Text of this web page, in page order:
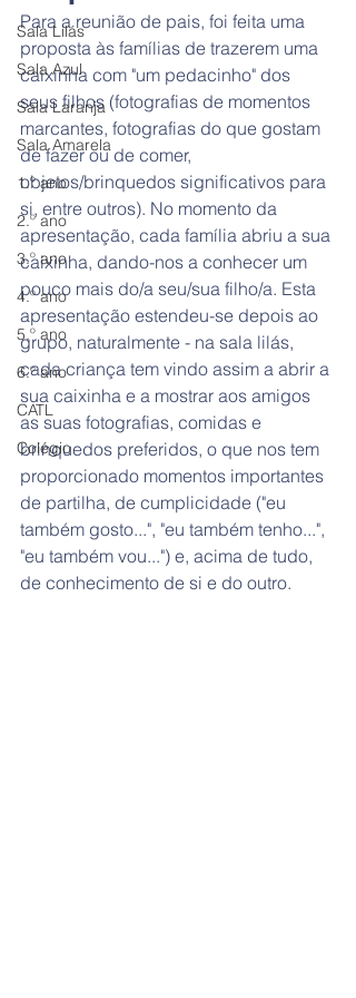
Sala Lilás
Sala Azul
Sala Laranja
Sala Amarela
1.º ano
2.º ano
3.º ano
4.º ano
5.º ano
6.º ano
CATL
Colégio
Para a reunião de pais, foi feita uma
proposta às famílias de trazerem uma
caixinha com "um pedacinho" dos
seus filhos (fotografias de momentos
marcantes, fotografias do que gostam
de fazer ou de comer,
objetos/brinquedos significativos para
si, entre outros). No momento da
apresentação, cada família abriu a sua
caixinha, dando-nos a conhecer um
pouco mais do/a seu/sua filho/a. Esta
apresentação estendeu-se depois ao
grupo, naturalmente - na sala lilás,
cada criança tem vindo assim a abrir a
sua caixinha e a mostrar aos amigos
as suas fotografias, comidas e
brinquedos preferidos, o que nos tem
proporcionado momentos importantes
de partilha, de cumplicidade ("eu
também gosto...", "eu também tenho...",
"eu também vou...") e, acima de tudo,
de conhecimento de si e do outro.